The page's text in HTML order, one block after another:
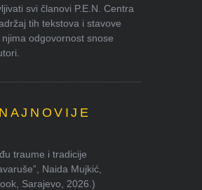
svi članovi P.E.N. Centra
tih tekstova i stavove
odgovornost snose
NAJNOVIJE
traume i tradicije
Naida Mujkić,
Sarajevo, 2026.)